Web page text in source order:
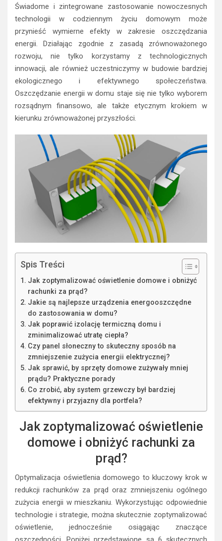
Świadome i zintegrowane zastosowanie nowoczesnych
technologii w codziennym życiu domowym może
przynieść wymierne efekty w zakresie oszczędzania
energii. Działając zgodnie z zasadą zrównoważonego
rozwoju, nie tylko korzystamy z technologicznych
innowacji, ale również uczestniczymy w budowie bardziej
ekologicznego i efektywnego społeczeństwa.
Oszczędzanie energii w domu staje się nie tylko wyborem
rozsądnym finansowo, ale także etycznym krokiem w
kierunku zrównoważonej przyszłości.
Spis Treści
Jak zoptymalizować oświetlenie domowe i obniżyć
rachunki za prąd?
Jakie są najlepsze urządzenia energooszczędne
do zastosowania w domu?
Jak poprawić izolację termiczną domu i
zminimalizować utratę ciepła?
Czy panel słoneczny to skuteczny sposób na
zmniejszenie zużycia energii elektrycznej?
Jak sprawić, by sprzęty domowe zużywały mniej
prądu? Praktyczne porady
Co zrobić, aby system grzewczy był bardziej
efektywny i przyjazny dla portfela?
Jak zoptymalizować oświetlenie
domowe i obniżyć rachunki za
prąd?
Optymalizacja oświetlenia domowego to kluczowy krok w
redukcji rachunków za prąd oraz zmniejszeniu ogólnego
zużycia energii w mieszkaniu. Wykorzystując odpowiednie
technologie i strategie, można skutecznie zoptymalizować
oświetlenie, jednocześnie osiągając znaczące